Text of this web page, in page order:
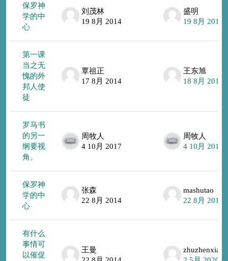
保罗神
学的中
心
刘茂林
19 8月 2014
盛明
19 8月 2014
第一课
当之无
愧的外
邦人使
徒
覃祖正
17 8月 2014
王东旭
18 8月 2014
罗马书
的另一
纲要视
角。
周牧人
4 10月 2017
周牧人
4 10月 2017
保罗神
学的中
心
张森
22 8月 2014
mashutao
22 8月 2014
有什么
事情可
以催促
王曼
zhuzhenxiao